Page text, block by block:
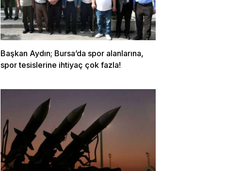
Başkan Aydın; Bursa’da spor alanlarına,
spor tesislerine ihtiyaç çok fazla!